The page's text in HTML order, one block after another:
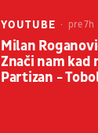
YOUTUBE pre 7h
Milan
Znači nam kad
Partizan -